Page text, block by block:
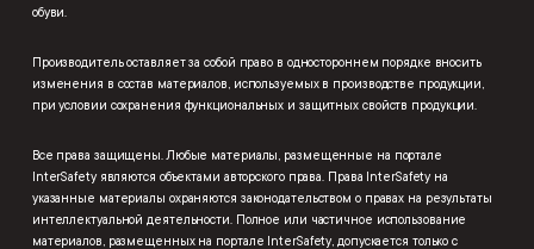
обуви.
Производитель оставляет за собой право в одностороннем порядке вносить
изменения в состав материалов, используемых в производстве продукции,
при условии сохранения функциональных и защитных свойств продукции.
Все права защищены. Любые материалы, размещенные на портале
InterSafety являются объектами авторского права. Права InterSafety на
указанные материалы охраняются законодательством о правах на результаты
интеллектуальной деятельности. Полное или частичное использование
материалов, размещенных на портале InterSafety, допускается только с